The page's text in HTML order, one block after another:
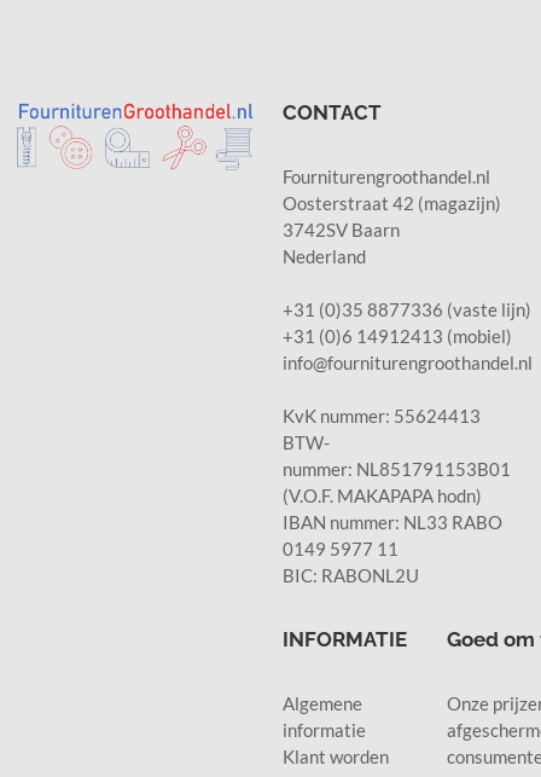
CONTACT
Fourniturengroothandel.nl
Oosterstraat 42 (magazijn)
3742SV Baarn
Nederland
+31 (0)35 8877336 (vaste lijn)
+31 (0)6 14912413 (mobiel)
info@fourniturengroothandel.nl
KvK nummer: 55624413
BTW-
nummer: NL851791153B01
(V.O.F. MAKAPAPA hodn)
IBAN nummer: NL33 RABO
0149 5977 11
BIC: RABONL2U
INFORMATIE
Algemene
informatie
Klant worden
Goed
Onze